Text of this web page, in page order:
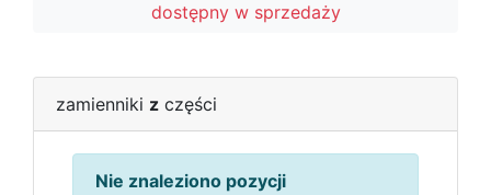
dostępny w sprzedaży
zamienniki z części
Nie znaleziono pozycji